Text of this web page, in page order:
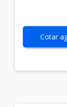
Cotar